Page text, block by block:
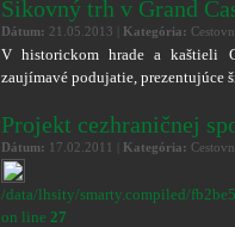
Šikovný trh v Grand
Dátum: 21.05.2013 | Kategória:
V historickom hrade a kaštieli
zaujímavé podujatie,
Projekt cezhraničnej
Dátum: 17.02.2011 | Kategória:
/data/lhsity/smarty.compiled/
on line 27